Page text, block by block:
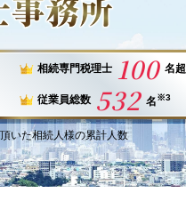
相続専門税理士 100 名超
従業員総数 532 名※3
頂いた相続人様の累計人数